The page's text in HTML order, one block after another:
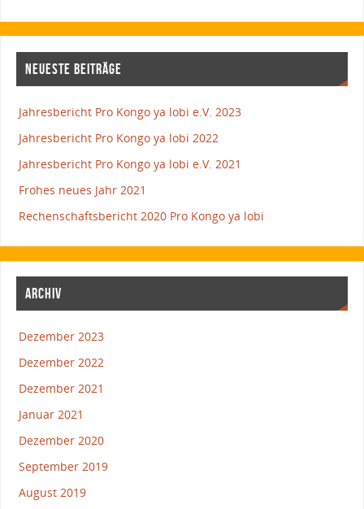
NEUESTE BEITRÄGE
Jahresbericht Pro Kongo ya lobi e.V. 2023
Jahresbericht Pro Kongo ya lobi 2022
Jahresbericht Pro Kongo ya lobi e.V. 2021
Frohes neues Jahr 2021
Rechenschaftsbericht 2020 Pro Kongo ya lobi
ARCHIV
Dezember 2023
Dezember 2022
Dezember 2021
Januar 2021
Dezember 2020
September 2019
August 2019